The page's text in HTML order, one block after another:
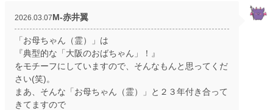
2026.03.07M‐赤井翼
「お母ちゃん（霊）」は
『典型的な「大阪のおばちゃん」！』
をモチーフにしていますので、そんなもんと思ってくだ
さい(笑)。
まあ、そんな「お母ちゃん（霊）」と２３年付き合って
きてますので